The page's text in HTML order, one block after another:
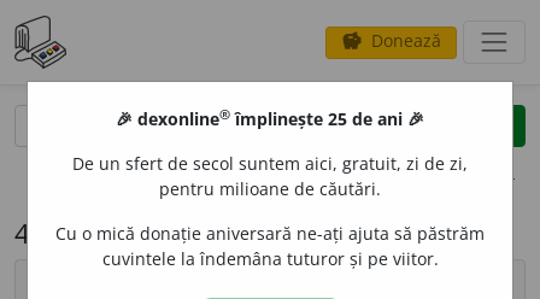
savings Donează
opțiuni
4.3. Scrierea locuțiunilor
🎉 dexonline® împlinește 25 de ani 🎉
De un sfert de secol suntem aici, gratuit, zi de zi,
pentru milioane de căutări.
Cu o mică donație aniversară ne-ați ajuta să păstrăm
cuvintele la îndemâna tuturor și pe viitor.